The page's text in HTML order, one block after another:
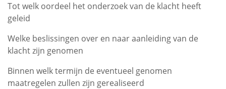
Tot welk oordeel het onderzoek van de klacht heeft
geleid
Welke beslissingen over en naar aanleiding van de
klacht zijn genomen
Binnen welk termijn de eventueel genomen
maatregelen zullen zijn gerealiseerd